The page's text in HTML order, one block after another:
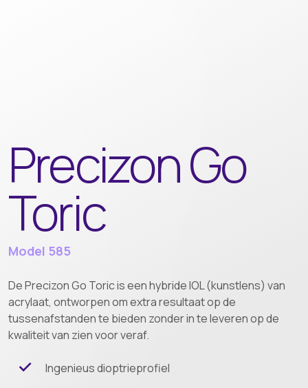
Precizon Go
Toric
Model 585
De Precizon Go Toric is een hybride IOL (kunstlens) van
acrylaat, ontworpen om extra resultaat op de
tussenafstanden te bieden zonder in te leveren op de
kwaliteit van zien voor veraf.
Ingenieus dioptrieprofiel